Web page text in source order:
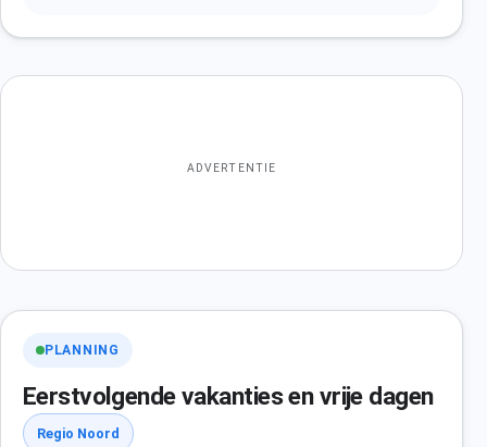
ADVERTENTIE
PLANNING
Eerstvolgende vakanties en vrije dagen
Regio Noord